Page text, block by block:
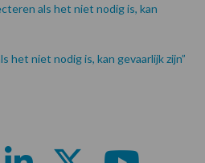
als het niet nodig is, kan
het niet nodig is, kan gevaarlijk zijn”